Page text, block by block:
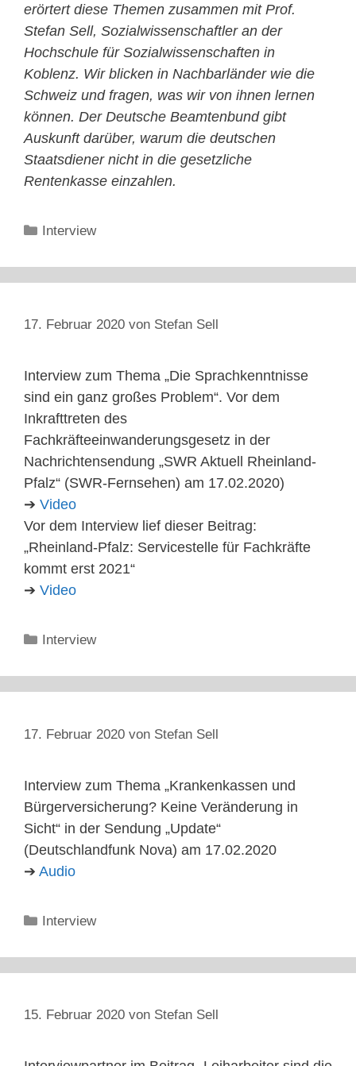
erörtert diese Themen zusammen mit Prof.
Stefan Sell, Sozialwissenschaftler an der
Hochschule für Sozialwissenschaften in
Koblenz. Wir blicken in Nachbarländer wie die
Schweiz und fragen, was wir von ihnen lernen
können. Der Deutsche Beamtenbund gibt
Auskunft darüber, warum die deutschen
Staatsdiener nicht in die gesetzliche
Rentenkasse einzahlen.
Kategorien
Interview
17. Februar 2020 von Stefan Sell
Interview zum Thema „Die Sprachkenntnisse
sind ein ganz großes Problem“. Vor dem
Inkrafttreten des
Fachkräfteeinwanderungsgesetz in der
Nachrichtensendung „SWR Aktuell Rheinland-
Pfalz“ (SWR-Fernsehen) am 17.02.2020)
➔ Video
Vor dem Interview lief dieser Beitrag:
„Rheinland-Pfalz: Servicestelle für Fachkräfte
kommt erst 2021“
➔ Video
Kategorien
Interview
17. Februar 2020 von Stefan Sell
Interview zum Thema „Krankenkassen und
Bürgerversicherung? Keine Veränderung in
Sicht“ in der Sendung „Update“
(Deutschlandfunk Nova) am 17.02.2020
➔ Audio
Kategorien
Interview
15. Februar 2020 von Stefan Sell